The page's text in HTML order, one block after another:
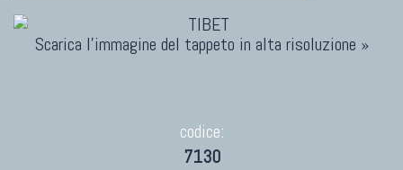
Scarica l'immagine del tappeto in alta risoluzione »
codice:
7130